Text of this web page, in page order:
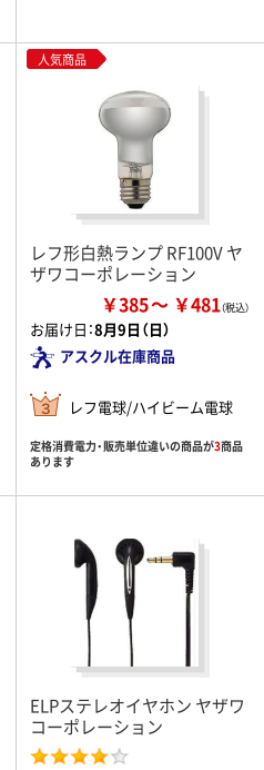
人気商品
レフ形白熱ランプ RF100V ヤ
ザワコーポレーション
￥385 ￥481
お届け日：8月9日（日）
アスクル在庫商品
レフ電球/ハイビーム電球
定格消費電力・販売単位違いの商品が3商品
あります
ELPステレオイヤホン ヤザワ
コーポレーション